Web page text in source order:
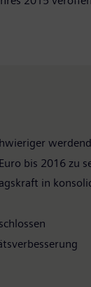
bis 2016 zu
in